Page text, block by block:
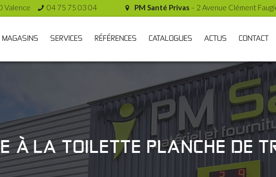
Valence 04 75 75 03 04 PM Santé Privas– 2 Avenue Clément
MAGASINS SERVICES RÉFÉRENCES CATALOGUES ACTUS CONTACT
À LA TOILETTE PLANCHE DE